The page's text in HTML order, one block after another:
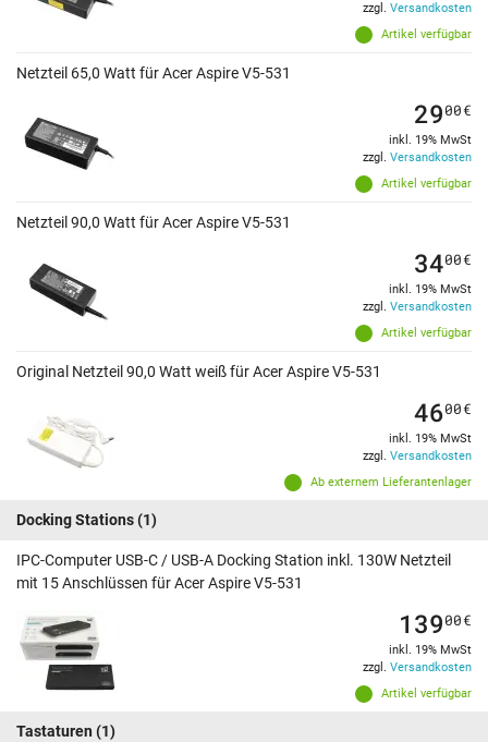
Artikel verfügbar
zzgl. Versandkosten
Netzteil 65,0 Watt für Acer Aspire V5-531
Artikel verfügbar
2900€
inkl. 19% MwSt
zzgl. Versandkosten
Netzteil 90,0 Watt für Acer Aspire V5-531
Artikel verfügbar
3400€
inkl. 19% MwSt
zzgl. Versandkosten
Original Netzteil 90,0 Watt weiß für Acer Aspire V5-531
Ab externem Lieferantenlager
4600€
inkl. 19% MwSt
zzgl. Versandkosten
Docking Stations(1)
IPC-Computer USB-C / USB-A Docking Station inkl. 130W Netzteil
mit 15 Anschlüssen für Acer Aspire V5-531
Artikel verfügbar
13900€
inkl. 19% MwSt
zzgl. Versandkosten
Tastaturen (1)